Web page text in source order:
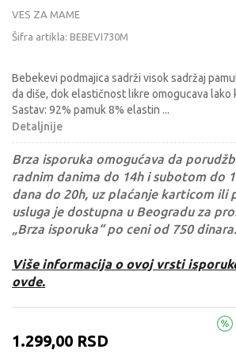
VES ZA MAME
Šifra artikla: BEBEVI730M
Bebekevi podmajica sadrži visok sadržaj
da diše, dok elastičnost likre omogucava lako
Sastav: 92% pamuk 8% elastin ...
Detaljnije
Brza isporuka omogućava da
radnim danima do 14h i subotom do
dana do 20h, uz plaćanje karticom ili
usluga je dostupna u Beogradu za
„Brza isporuka“ po ceni od 750 dinara.
Više informacija o ovoj vrsti
ovde.
1.299,00 RSD